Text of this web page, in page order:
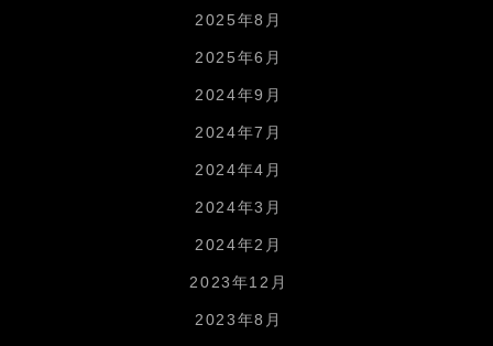
2025年8月
2025年6月
2024年9月
2024年7月
2024年4月
2024年3月
2024年2月
2023年12月
2023年8月